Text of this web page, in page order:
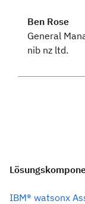
Ben Rose
General
nib nz ltd.
IBM® watsonx